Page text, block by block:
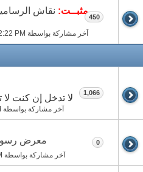
مثبــت: نقاش
آخر مشاركة بواسطة PM
450
لا تدخل إن كنت
آخر مشاركة بواسطة
1,066
معرض
آخر مشاركة بواسطة
0